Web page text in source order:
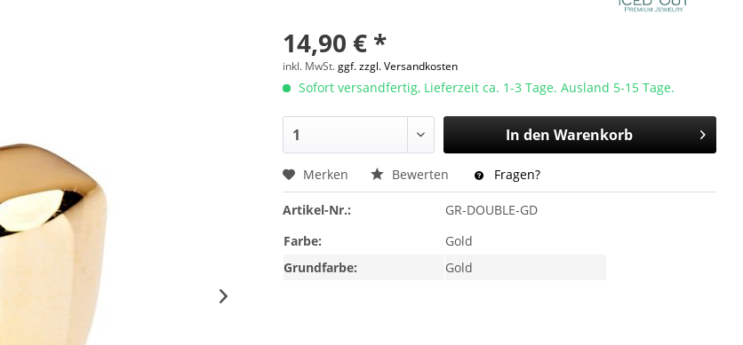
14,90 € *
inkl. MwSt.ggf. zzgl. Versandkosten
Sofort versandfertig, Lieferzeit ca. 1-3 Tage. Ausland 5-15 Tage.
In den Warenkorb
Merken Bewerten Fragen?
Artikel-Nr.:
GR-DOUBLE-GD
Farbe:
Gold
Grundfarbe:
Gold